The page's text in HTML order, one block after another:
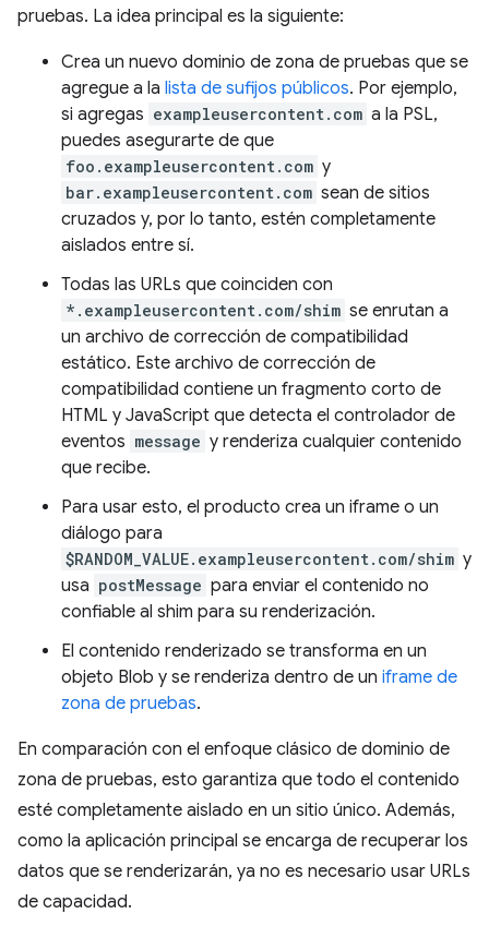
pruebas. La idea principal es la siguiente:
Crea un nuevo dominio de zona de pruebas que se
agregue a la lista de sufijos públicos. Por ejemplo,
si agregas exampleusercontent.com a la PSL,
puedes asegurarte de que
foo.exampleusercontent.com y
bar.exampleusercontent.com sean de sitios
cruzados y, por lo tanto, estén completamente
aislados entre sí.
Todas las URLs que coinciden con
*.exampleusercontent.com/shim se enrutan a
un archivo de corrección de compatibilidad
estático. Este archivo de corrección de
compatibilidad contiene un fragmento corto de
HTML y JavaScript que detecta el controlador de
eventos message y renderiza cualquier contenido
que recibe.
Para usar esto, el producto crea un iframe o un
diálogo para
$RANDOM_VALUE.exampleusercontent.com/shim y
usa postMessage para enviar el contenido no
confiable al shim para su renderización.
El contenido renderizado se transforma en un
objeto Blob y se renderiza dentro de un iframe de
zona de pruebas.
En comparación con el enfoque clásico de dominio de
zona de pruebas, esto garantiza que todo el contenido
esté completamente aislado en un sitio único. Además,
como la aplicación principal se encarga de recuperar los
datos que se renderizarán, ya no es necesario usar URLs
de capacidad.